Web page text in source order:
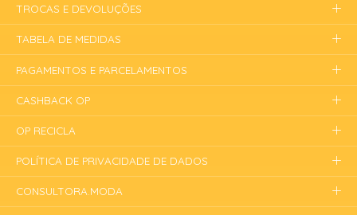
TROCAS E DEVOLUÇÕES
TABELA DE MEDIDAS
PAGAMENTOS E PARCELAMENTOS
CASHBACK OP
OP RECICLA
POLÍTICA DE PRIVACIDADE DE DADOS
CONSULTORA.MODA